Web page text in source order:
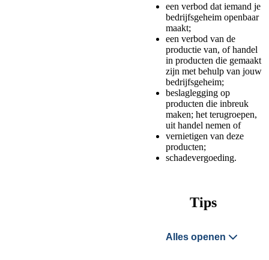
een verbod dat iemand je
bedrijfsgeheim openbaar
maakt;
een verbod van de
productie van, of handel
in producten die gemaakt
zijn met behulp van jouw
bedrijfsgeheim;
beslaglegging op
producten die inbreuk
maken; het terugroepen,
uit handel nemen of
vernietigen van deze
producten;
schadevergoeding.
Tips
Alles openen